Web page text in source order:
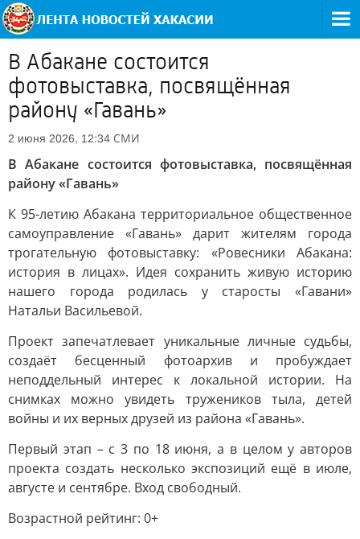
В Абакане состоится
фотовыставка, посвящённая
району «Гавань»
2 июня 2026, 12:34 СМИ
В Абакане состоится фотовыставка, посвящённая
району «Гавань»
К 95-летию Абакана территориальное общественное
самоуправление «Гавань» дарит жителям города
трогательную фотовыставку: «Ровесники Абакана:
история в лицах». Идея сохранить живую историю
нашего города родилась у старосты «Гавани»
Натальи Васильевой.
Проект запечатлевает уникальные личные судьбы,
создаёт бесценный фотоархив и пробуждает
неподдельный интерес к локальной истории. На
снимках можно увидеть тружеников тыла, детей
войны и их верных друзей из района «Гавань».
Первый этап – с 3 по 18 июня, а в целом у авторов
проекта создать несколько экспозиций ещё в июле,
августе и сентябре. Вход свободный.
Возрастной рейтинг: 0+